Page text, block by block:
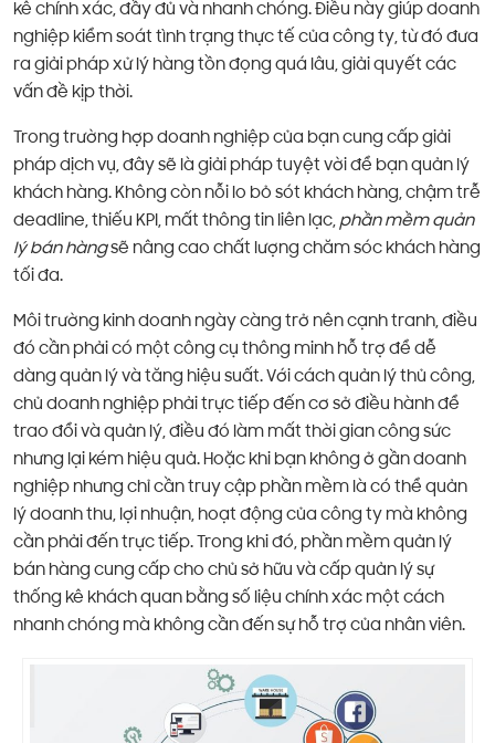
kê chính xác, đầy đủ và nhanh chóng. Điều này giúp doanh
nghiệp kiểm soát tình trạng thực tế của công ty, từ đó đưa
ra giải pháp xử lý hàng tồn đọng quá lâu, giải quyết các
vấn đề kịp thời.
Trong trường hợp doanh nghiệp của bạn cung cấp giải
pháp dịch vụ, đây sẽ là giải pháp tuyệt vời để bạn quản lý
khách hàng. Không còn nỗi lo bỏ sót khách hàng, chậm trễ
deadline, thiếu KPI, mất thông tin liên lạc, phần mềm quản
lý bán hàngsẽ nâng cao chất lượng chăm sóc khách hàng
tối đa.
Môi trường kinh doanh ngày càng trở nên cạnh tranh, điều
đó cần phải có một công cụ thông minh hỗ trợ để dễ
dàng quản lý và tăng hiệu suất. Với cách quản lý thủ công,
chủ doanh nghiệp phải trực tiếp đến cơ sở điều hành để
trao đổi và quản lý, điều đó làm mất thời gian công sức
nhưng lại kém hiệu quả. Hoặc khi bạn không ở gần doanh
nghiệp nhưng chỉ cần truy cập phần mềm là có thể quản
lý doanh thu, lợi nhuận, hoạt động của công ty mà không
cần phải đến trực tiếp. Trong khi đó, phần mềm quản lý
bán hàng cung cấp cho chủ sở hữu và cấp quản lý sự
thống kê khách quan bằng số liệu chính xác một cách
nhanh chóng mà không cần đến sự hỗ trợ của nhân viên.